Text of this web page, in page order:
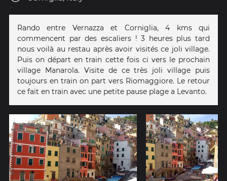
Rando entre Vernazza et Corniglia, 4 kms qui
commencent par des escaliers ! 3 heures plus tard
nous voilà au restau après avoir visités ce joli village.
Puis on départ en train cette fois ci vers le prochain
village Manarola. Visite de ce très joli village puis
toujours en train on part vers Riomaggiore. Le retour
ce fait en train avec une petite pause plage a Levanto.